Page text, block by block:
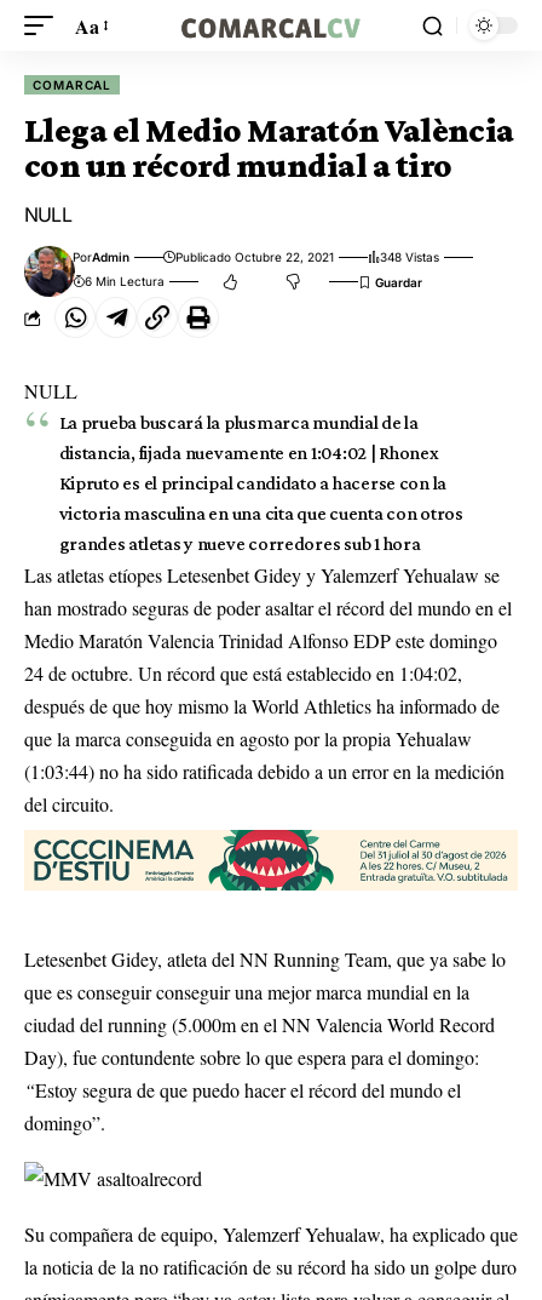
Aa
COMARCAL
Llega el Medio Maratón València
con un récord mundial a tiro
NULL
PorAdmin Publicado Octubre 22, 2021
348 Vistas
6 Min Lectura
NULL
La prueba buscará la plusmarca mundial de la
distancia, fijada nuevamente en 1:04:02 | Rhonex
Kipruto es el principal candidato a hacerse con la
victoria masculina en una cita que cuenta con otros
grandes atletas y nueve corredores sub 1 hora
Las atletas etíopes Letesenbet Gidey y Yalemzerf Yehualaw se
han mostrado seguras de poder asaltar el récord del mundo en el
Medio Maratón Valencia Trinidad Alfonso EDP este domingo
24 de octubre. Un récord que está establecido en 1:04:02,
después de que hoy mismo la World Athletics ha informado de
que la marca conseguida en agosto por la propia Yehualaw
(1:03:44) no ha sido ratificada debido a un error en la medición
del circuito.
Letesenbet Gidey, atleta del NN Running Team, que ya sabe lo
que es conseguir conseguir una mejor marca mundial en la
ciudad del running (5.000m en el NN Valencia World Record
Day), fue contundente sobre lo que espera para el domingo:
“Estoy segura de que puedo hacer el récord del mundo el
domingo”.
Su compañera de equipo, Yalemzerf Yehualaw, ha explicado que
la noticia de la no ratificación de su récord ha sido un golpe duro